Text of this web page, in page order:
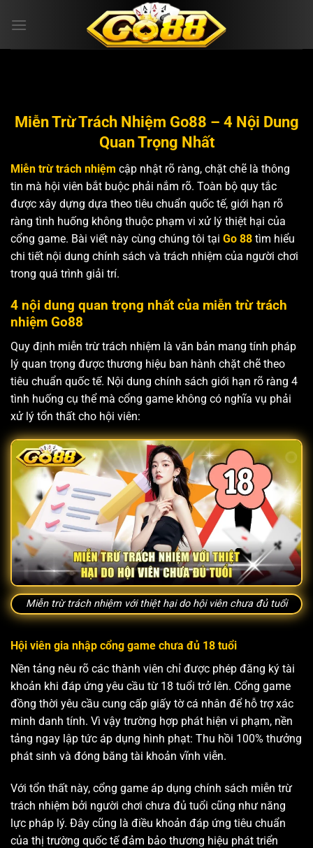
qua
Miễn Trừ Trách Nhiệm Go88 – 4 Nội Dung
Quan Trọng Nhất
Miễn trừ trách nhiệm cập nhật rõ ràng, chặt chẽ là thông
tin mà hội viên bắt buộc phải nắm rõ. Toàn bộ quy tắc
được xây dựng dựa theo tiêu chuẩn quốc tế, giới hạn rõ
ràng tình huống không thuộc phạm vi xử lý thiệt hại của
cổng game. Bài viết này cùng chúng tôi tại Go 88 tìm hiểu
chi tiết nội dung chính sách và trách nhiệm của người chơi
trong quá trình giải trí.
4 nội dung quan trọng nhất của miễn trừ trách
nhiệm Go88
Quy định miễn trừ trách nhiệm là văn bản mang tính pháp
lý quan trọng được thương hiệu ban hành chặt chẽ theo
tiêu chuẩn quốc tế. Nội dung chính sách giới hạn rõ ràng 4
tình huống cụ thể mà cổng game không có nghĩa vụ phải
xử lý tổn thất cho hội viên:
Miễn trừ trách nhiệm với thiệt hại do hội viên chưa đủ tuổi
Hội viên gia nhập cổng game chưa đủ 18 tuổi
Nền tảng nêu rõ các thành viên chỉ được phép đăng ký tài
khoản khi đáp ứng yêu cầu từ 18 tuổi trở lên. Cổng game
đồng thời yêu cầu cung cấp giấy tờ cá nhân để hỗ trợ xác
minh danh tính. Vì vậy trường hợp phát hiện vi phạm, nền
tảng ngay lập tức áp dụng hình phạt: Thu hồi 100% thưởng
phát sinh và đóng băng tài khoản vĩnh viễn.
Với tổn thất này, cổng game áp dụng chính sách miễn trừ
trách nhiệm bởi người chơi chưa đủ tuổi cũng như năng
lực pháp lý. Đây cũng là điều khoản đáp ứng tiêu chuẩn
của thị trường quốc tế đảm bảo thương hiệu phát triển